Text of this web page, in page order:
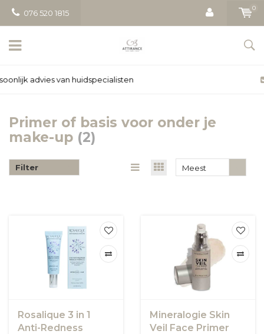
076 520 1815
0
Gratis bezorging vanaf € 50
Primer of basis voor onder je
make-up (2)
Filter
Meest
Rosalique 3 in 1
Anti-Redness
Mineralogie Skin
Veil Face Primer